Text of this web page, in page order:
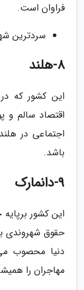
فراوان است.
سردترین
8-هلند
این کشور که
اقتصاد سالم
اجتماعی در
باشد.
9-دانمارک
این کشور
مهاجران را